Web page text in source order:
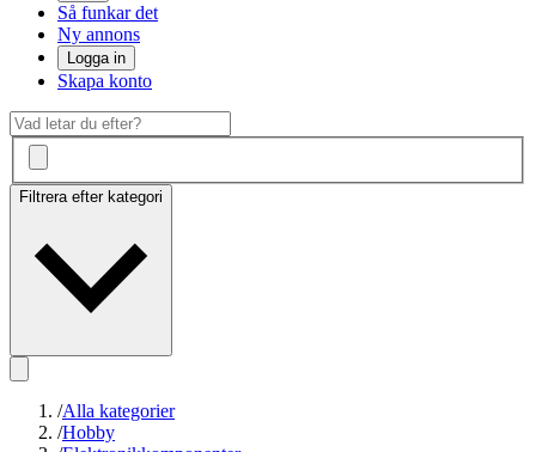
Så funkar det
Ny annons
Logga in
Skapa konto
Filtrera efter kategori
/Alla kategorier
/Hobby